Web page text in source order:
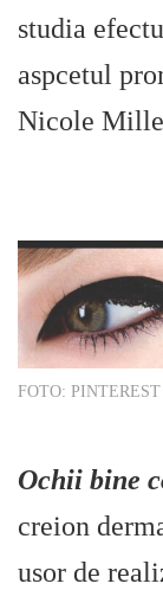
studia
aspcetul
Nicole
FOTO: PINTEREST
Ochii bine
creion
usor de